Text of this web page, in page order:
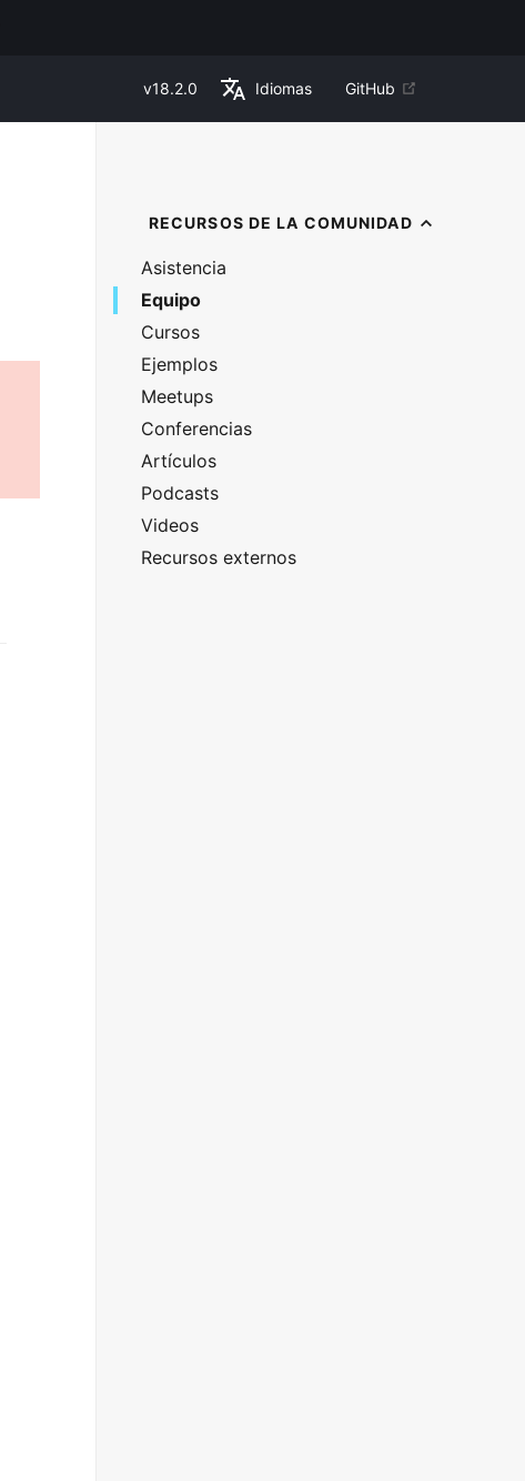
v18.2.0 Idiomas GitHub
RECURSOS DE LA COMUNIDAD
Asistencia
Equipo
Cursos
Ejemplos
Meetups
Conferencias
Artículos
Podcasts
Videos
Recursos externos